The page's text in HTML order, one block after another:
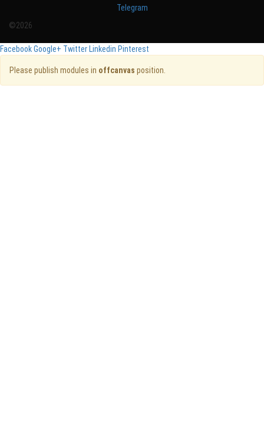
Telegram
©2026
FacebookGoogle+ Twitter Linkedin Pinterest
Please publish modules in offcanvas position.